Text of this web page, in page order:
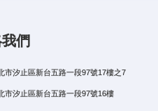
們
市汐止區新台五路一段97號17樓之7
市汐止區新台五路一段97號16樓